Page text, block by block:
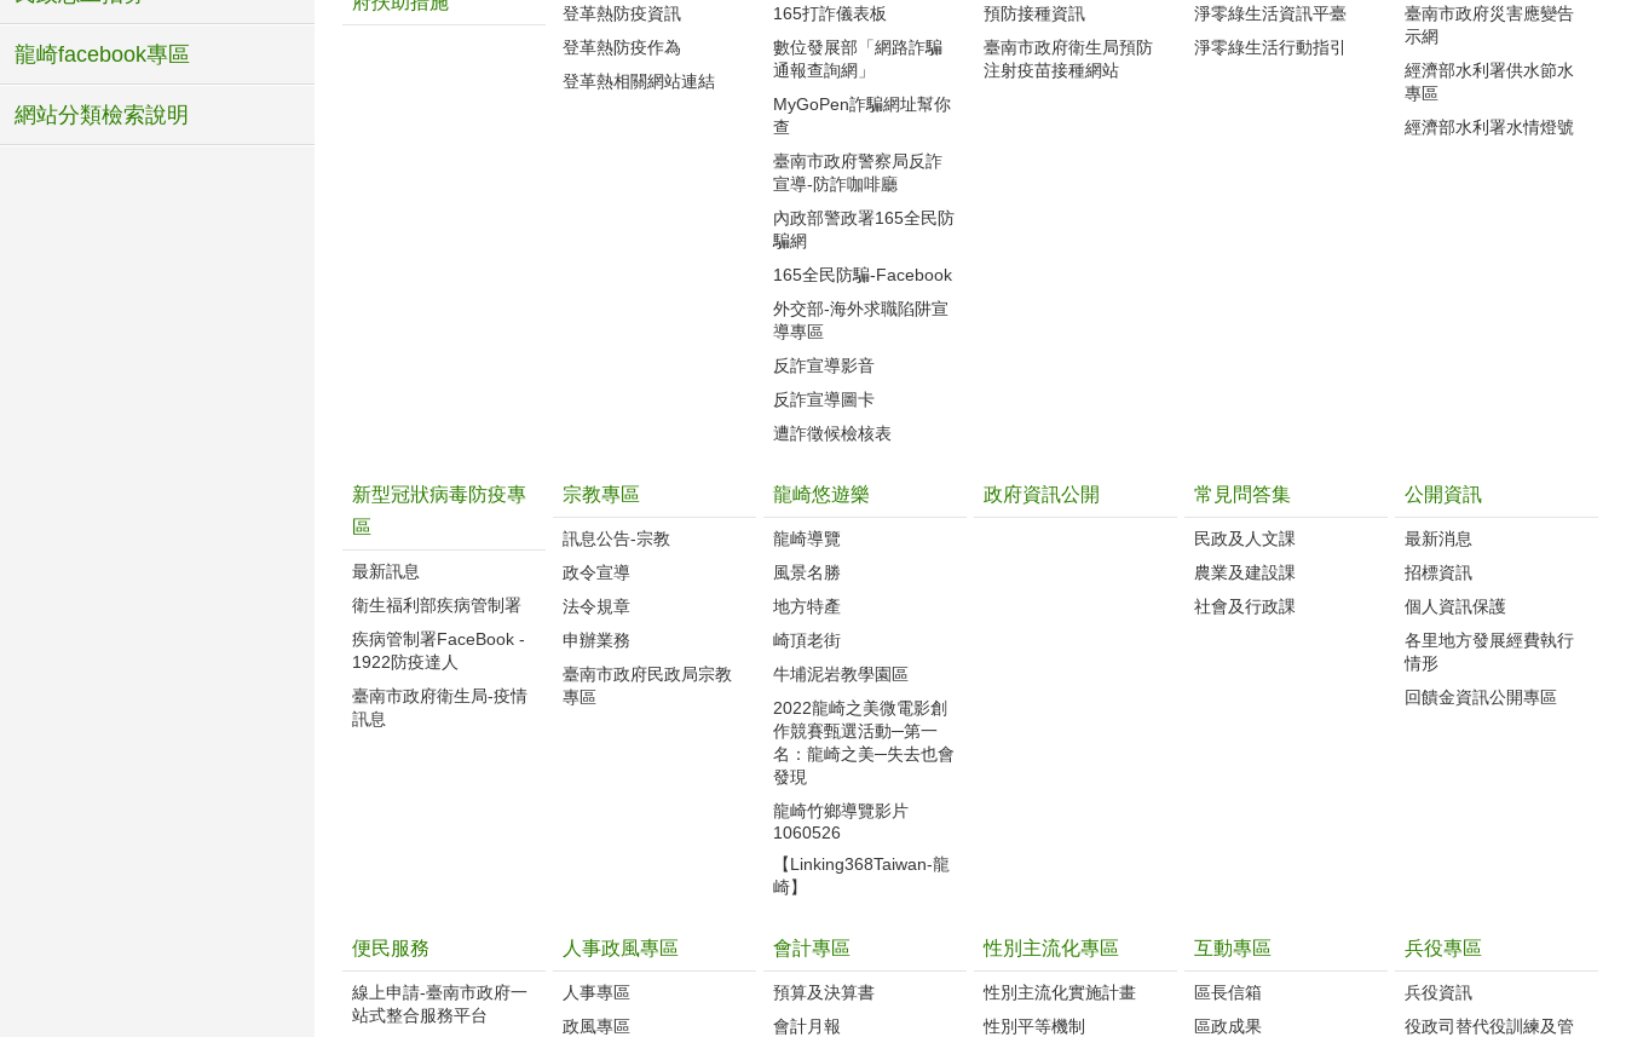
龍崎facebook專區
網站分類檢索說明
登革熱防疫資訊
登革熱防疫作為
登革熱相關網站連結
165打詐儀表板
數位發展部「網路詐騙
通報查詢網」
MyGoPen詐騙網址幫你
查
臺南市政府警察局反詐
宣導-防詐咖啡廳
內政部警政署165全民防
騙網
165全民防騙-Facebook
外交部-海外求職陷阱宣
導專區
反詐宣導影音
反詐宣導圖卡
遭詐徵候檢核表
預防接種資訊
臺南市政府衛生局預防
注射疫苗接種網站
淨零綠生活資訊平臺
淨零綠生活行動指引
臺南市政府災害應變告
示網
經濟部水利署供水節水
專區
經濟部水利署水情燈號
新型冠狀病毒防疫專
區
最新訊息
衛生福利部疾病管制署
疾病管制署FaceBook -
1922防疫達人
臺南市政府衛生局-疫情
訊息
宗教專區
訊息公告-宗教
政令宣導
法令規章
申辦業務
臺南市政府民政局宗教
專區
龍崎悠遊樂
龍崎導覽
風景名勝
地方特產
崎頂老街
牛埔泥岩教學園區
2022龍崎之美微電影創
作競賽甄選活動─第一
名：龍崎之美─失去也會
發現
龍崎竹鄉導覽影片
1060526
【Linking368Taiwan-龍
崎】
政府資訊公開 常見問答集
民政及人文課
農業及建設課
社會及行政課
公開資訊
最新消息
招標資訊
個人資訊保護
各里地方發展經費執行
情形
回饋金資訊公開專區
便民服務
線上申請-臺南市政府一
站式整合服務平台
人事政風專區
人事專區
政風專區
會計專區
預算及決算書
會計月報
性別主流化專區
性別主流化實施計畫
性別平等機制
互動專區
區長信箱
區政成果
兵役專區
兵役資訊
役政司替代役訓練及管